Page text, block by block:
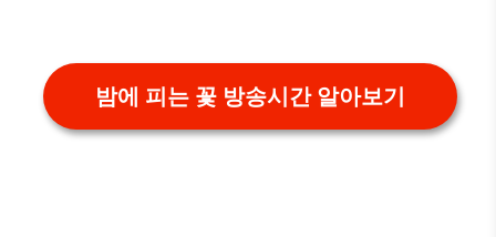
밤에 피는 꽃 방송시간 알아보기